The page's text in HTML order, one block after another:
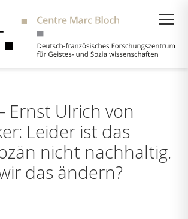
Ernst Ulrich von
Leider ist das
nicht nachhaltig.
das ändern?